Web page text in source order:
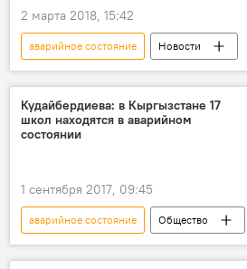
2 марта 2018, 15:42
аварийное состояние
Новости
Кыргызстан
Происшествия
самолет
люди
реакция
крик
Кудайбердиева: в Кыргызстане 17
школ находятся в аварийном
состоянии
1 сентября 2017, 09:45
аварийное состояние
Общество
Радио Sputnik Кыргызстан
школа